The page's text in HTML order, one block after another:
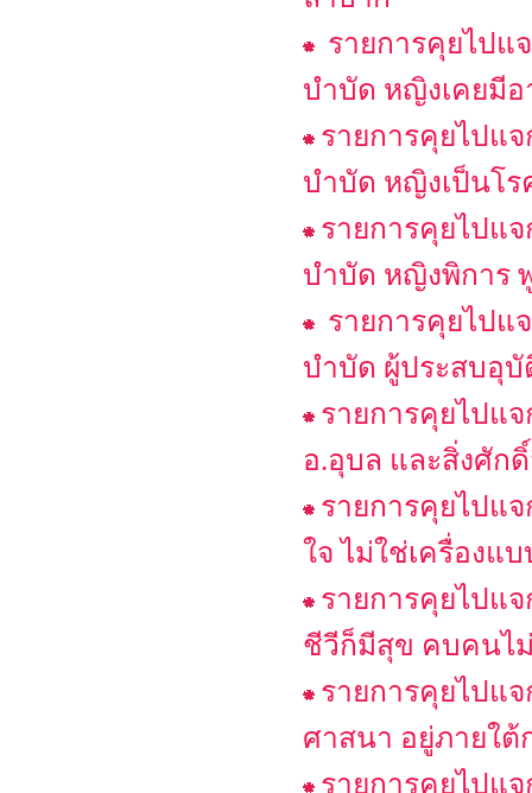
รายการคุยไปแ
บำบัด หญิงเคยมี
รายการคุยไปแ
บำบัด หญิงเป็นโ
รายการคุยไปแ
บำบัด หญิงพิการ
รายการคุยไปแ
บำบัด ผู้ประสบอุบั
รายการคุยไปแ
อ.อุบล และสิ่งศัก
รายการคุยไปแ
ใจ ไม่ใช่เครื่องแบ
รายการคุยไปแ
ชีวีก็มีสุข คบคนไ
รายการคุยไปแ
ศาสนา อยู่ภายใ
รายการคุยไปแ